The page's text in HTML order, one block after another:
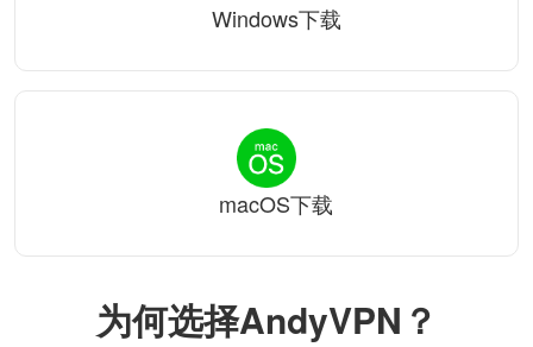
为何选择AndyVPN？
Windows下载
macOS下载